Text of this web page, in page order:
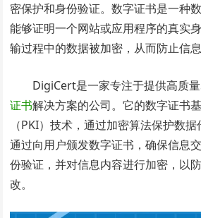
密保护和身份验证。数字证书是一种
能够证明一个网站或应用程序的真实
输过程中的数据被加密，从而防止信
DigiCert是一家专注于提供高质
证书解决方案的公司。它的数字证书
（PKI）技术，通过加密算法保护数
通过向用户颁发数字证书，确保信息
份验证，并对信息内容进行加密，以
改。